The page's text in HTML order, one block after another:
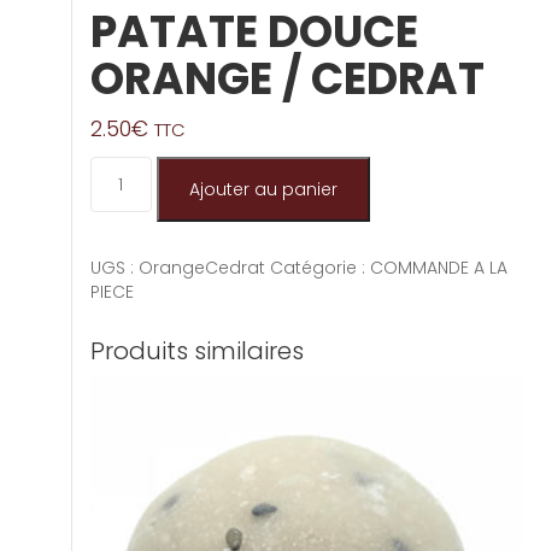
PATATE DOUCE
ORANGE / CEDRAT
2.50€ TTC
Ajouter au panier
UGS : OrangeCedrat Catégorie : COMMANDE A LA
PIECE
Produits similaires